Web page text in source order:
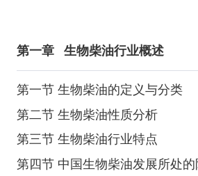
第一章 生物柴油行业概述
第一节 生物柴油的定义与分类
第二节 生物柴油性质分析
第三节 生物柴油行业特点
第四节 中国生物柴油发展所处